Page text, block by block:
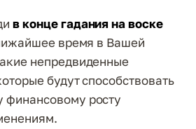
в конце гадания на воске
время в Вашей
непредвиденные
будут способствовать
росту